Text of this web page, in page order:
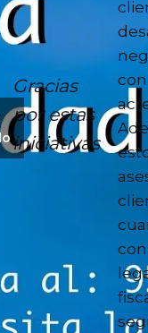
Gracias
por estas
iniciativas